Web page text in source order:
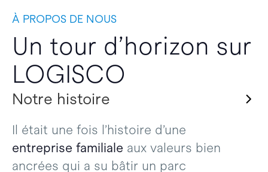
À PROPOS DE NOUS
Un tour d’horizon sur
LOGISCO
Notre histoire
Il était une fois l’histoire d’une
entreprise familiale aux valeurs bien
ancrées qui a su bâtir un parc